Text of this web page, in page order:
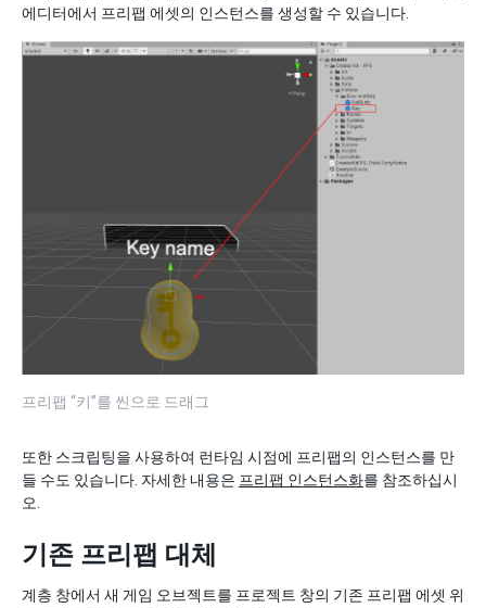
에디터에서 프리팹 에셋의 인스턴스를 생성할 수 있습니다.
프리팹 “키”를 씬으로 드래그
또한 스크립팅을 사용하여 런타임 시점에 프리팹의 인스턴스를 만
들 수도 있습니다. 자세한 내용은 프리팹 인스턴스화를 참조하십시
오.
기존 프리팹 대체
계층 창에서 새 게임 오브젝트를 프로젝트 창의 기존 프리팹 에셋 위